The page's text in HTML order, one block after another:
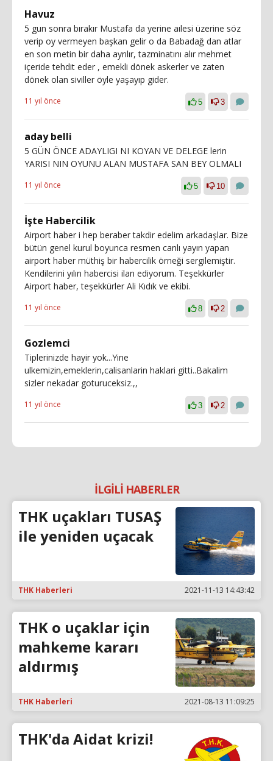
Havuz
5 gun sonra bırakır Mustafa da yerine aılesi üzerine söz
verip oy vermeyen başkan gelir o da Babadağ dan atlar
en son metin bir daha ayrılır, tazminatını alır mehmet
içeride tehdit eder , emekli dönek askerler ve zaten
dönek olan siviller öyle yaşayıp gider.
11 yıl önce 5 3
aday belli
5 GÜN ÖNCE ADAYLIGI NI KOYAN VE DELEGE lerin
YARISI NIN OYUNU ALAN MUSTAFA SAN BEY OLMALI
11 yıl önce 5 10
İşte Habercilik
Airport haber i hep beraber takdir edelim arkadaşlar. Bize
bütün genel kurul boyunca resmen canlı yayın yapan
airport haber müthiş bir habercilik örneği sergilemiştir.
Kendilerini yılın habercisi ilan ediyorum. Teşekkürler
Airport haber, teşekkürler Ali Kıdık ve ekibi.
11 yıl önce 8 2
Gozlemci
Tiplerinizde hayir yok...Yine
ulkemizin,emeklerin,calisanlarin haklari gitti..Bakalim
sizler nekadar goturuceksiz.,,
11 yıl önce 3 2
İLGİLİ HABERLER
THK uçakları TUSAŞ
ile yeniden uçacak
THK Haberleri 2021-11-13 14:43:42
THK o uçaklar için
mahkeme kararı
aldırmış
THK Haberleri 2021-08-13 11:09:25
THK'da Aidat krizi!